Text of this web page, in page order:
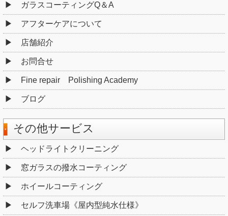
ガラスコーティングQ＆A
アフターケアについて
店舗紹介
お問合せ
Fine repair Polishing Academy
ブログ
その他サービス
ヘッドライトクリーニング
窓ガラスの撥水コーティング
ホイールコーティング
セルフ洗車場《屋内型純水仕様》